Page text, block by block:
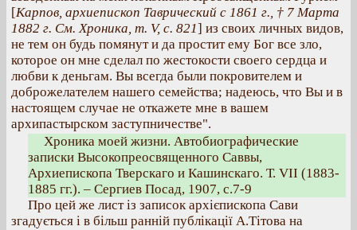
[Карпов, архиепископ Таврический с 1861 г., † 7 Марта
1882 г. См. Хроника, т. V, с. 821] из своих личных видов,
не тем он будь помянут и да простит ему Бог все зло,
которое он мне сделал по жестокости своего сердца и
любви к деньгам. Вы всегда были покровителем и
доброжелателем нашего семейства; надеюсь, что Вы и в
настоящем случае не откажете мне в вашем
архипастырском заступничестве".
Хроника моей жизни. Автобиографические
записки Высокопреосвященного Саввы,
Архиепископа Тверскаго и Кашинскаго. Т. VII (1883-
1885 гг.). – Сергиев Посад, 1907, с.7-9
Про цей же лист із записок архієпископа Сави
згадується і в більш ранній публікації А.Тітова на